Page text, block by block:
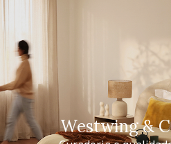
Westwing &